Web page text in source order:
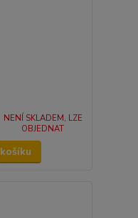
NENÍ SKLADEM, LZE
OBJEDNAT